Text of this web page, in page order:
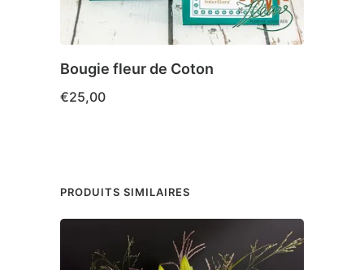
Bougie fleur de Coton
€25,00
PRODUITS SIMILAIRES